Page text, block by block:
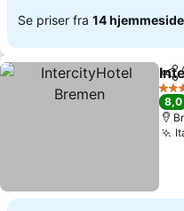
Se priser fra 14
Del
4
8,0